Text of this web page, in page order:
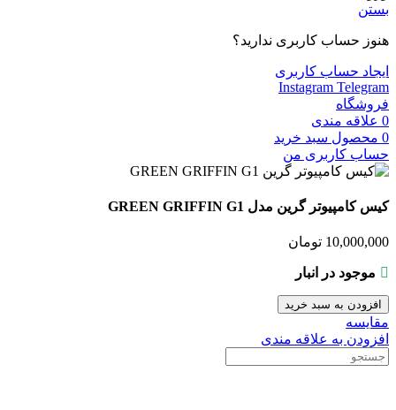
بستن
هنوز حساب کاربری ندارید؟
ایجاد حساب کاربری
Instagram Telegram
فروشگاه
0 علاقه مندی
0 محصول سبد خرید
حساب کاربری من
کیس کامپیوتر گرین مدل GREEN GRIFFIN G1
10,000,000 تومان
موجود در انبار
افزودن به سبد خرید
مقایسه
افزودن به علاقه مندی